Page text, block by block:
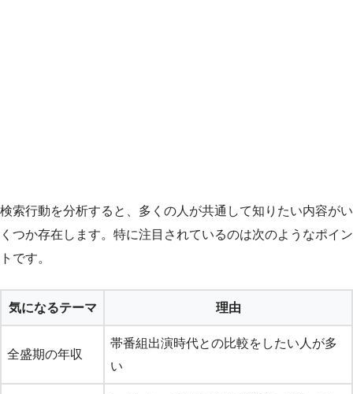
検索行動を分析すると、多くの人が共通して知りたい内容がい
くつか存在します。特に注目されているのは次のようなポイン
トです。
気になるテーマ 理由
全盛期の年収
帯番組出演時代との比較をしたい人が多
い